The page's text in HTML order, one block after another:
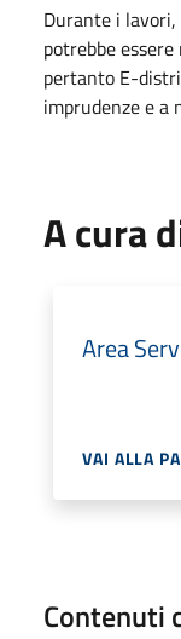
Durante i lavori,
potrebbe
pertanto E-
imprudenze e a
A cura
Area
VAI ALLA
Contenuti